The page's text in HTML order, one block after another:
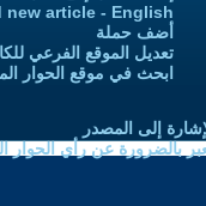
new article - English
أضف حملة
تعديل الموقع الفرعي
ابحث في موقع الحوار
إلى المصدر
بالضرورة عن رأي الحوار